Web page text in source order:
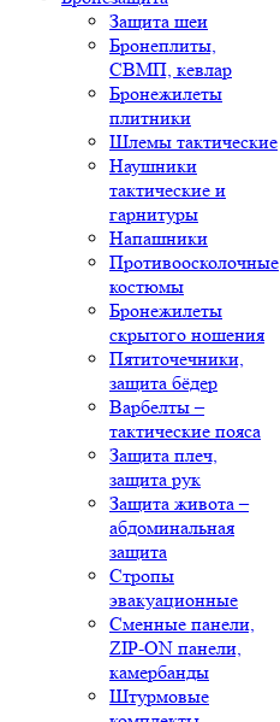
Защита шеи
Бронеплиты,
СВМП, кевлар
Бронежилеты
плитники
Шлемы тактические
Наушники
тактические и
гарнитуры
Напашники
Противоосколочные
костюмы
Бронежилеты
скрытого ношения
Пятиточечники,
защита бёдер
Варбелты –
тактические пояса
Защита плеч,
защита рук
Защита живота –
абдоминальная
защита
Стропы
эвакуационные
Сменные панели,
ZIP-ON панели,
камербанды
Штурмовые